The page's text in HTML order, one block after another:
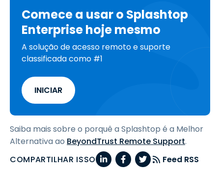
Comece a usar o Splashtop
Enterprise hoje mesmo
A solução de acesso remoto e suporte
classificada como #1
INICIAR
Saiba mais sobre o porquê a Splashtop é a Melhor
Alternativa ao BeyondTrust Remote Support.
COMPARTILHAR ISSO
Feed RSS